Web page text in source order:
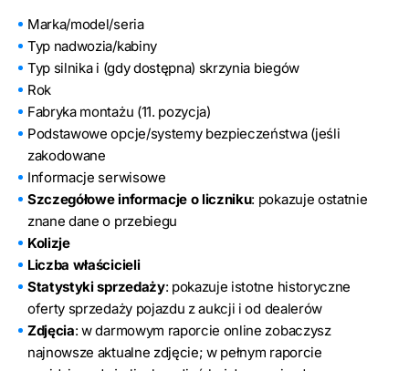
Marka/model/seria
Typ nadwozia/kabiny
Typ silnika i (gdy dostępna) skrzynia biegów
Rok
Fabryka montażu (11. pozycja)
Podstawowe opcje/systemy bezpieczeństwa (jeśli
zakodowane
Informacje serwisowe
Szczegółowe informacje o liczniku: pokazuje ostatnie
znane dane o przebiegu
Kolizje
Liczba właścicieli
Statystyki sprzedaży: pokazuje istotne historyczne
oferty sprzedaży pojazdu z aukcji i od dealerów
Zdjęcia: w darmowym raporcie online zobaczysz
najnowsze aktualne zdjęcie; w pełnym raporcie